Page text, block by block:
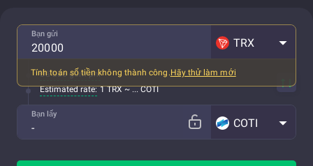
Bạn gửi
TRX
Tính toán số tiền không thành công.Hãy thử làm mới
Đã bao gồm phí
Estimated rate: 1 TRX ~ ... COTI
Bạn lấy
COTI